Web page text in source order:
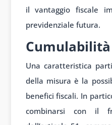
il vantaggio fiscale
previdenziale futura.
Una caratteristica
della misura è la
benefici fiscali. In
combinarsi con il